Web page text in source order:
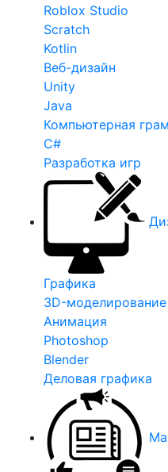
Roblox Studio
Scratch
Kotlin
Веб-дизайн
Unity
Java
Компьютерная
C#
Разработка игр
Графика
3D-моделирование
Анимация
Photoshop
Blender
Деловая графика